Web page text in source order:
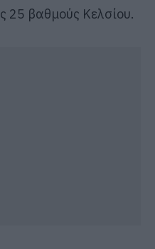
25 βαθμούς Κελσίου.